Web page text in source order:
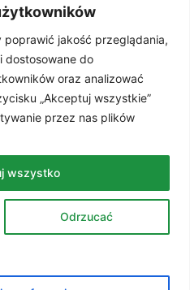
jakość przeglądania,
dostosowane do
oraz analizować
„Akceptuj wszystkie”
przez nas plików
Odrzucać
wszystko